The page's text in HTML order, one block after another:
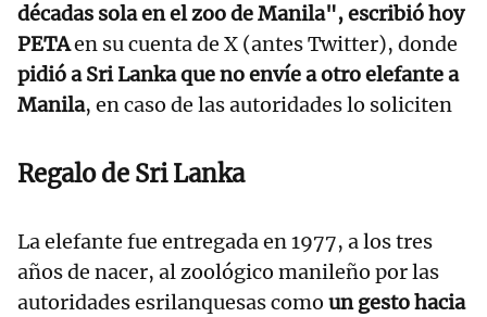
décadas sola en el zoo de Manila", escribió hoy
PETAen su cuenta de X (antes Twitter), donde
pidió a Sri Lanka que no envíe a otro elefante a
Manila, en caso de las autoridades lo soliciten
Regalo de Sri Lanka
La elefante fue entregada en 1977, a los tres
años de nacer, al zoológico manileño por las
autoridades esrilanquesas como un gesto hacia